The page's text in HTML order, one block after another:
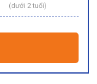
(dưới 2 tuổi)